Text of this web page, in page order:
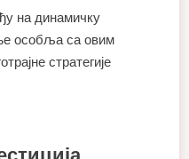
на динамичку
особља са овим
стратегије